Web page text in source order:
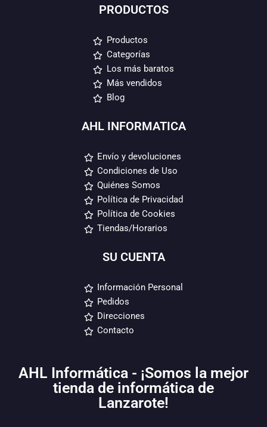
PRODUCTOS
Productos
Categorías
Los más baratos
Más vendidos
Blog
AHL INFORMATICA
Envío y devoluciones
Condiciones de Uso
Quiénes Somos
Política de Privacidad
Política de Cookies
Tiendas/Horarios
SU CUENTA
Información Personal
Pedidos
Direcciones
Contacto
AHL Informática - ¡Somos la mejor
tienda de informática de
Lanzarote!